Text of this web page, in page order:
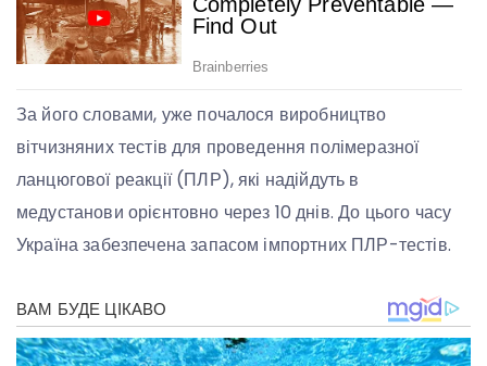
За його словами, уже почалося виробництво
вітчизняних тестів для проведення полімеразної
ланцюгової реакції (ПЛР), які надійдуть в
медустанови орієнтовно через 10 днів. До цього часу
Україна забезпечена запасом імпортних ПЛР-тестів.